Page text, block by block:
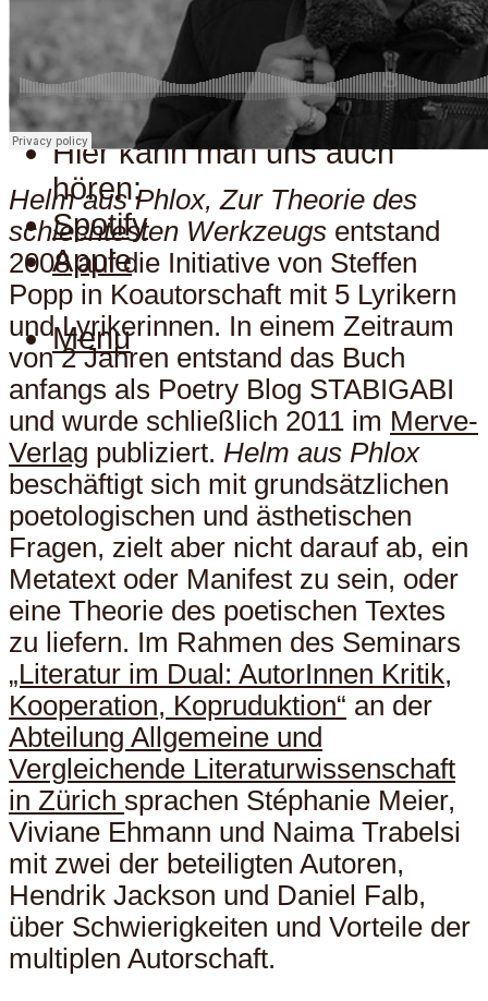
Menu
Hier kann man uns auch
hören:
Hier kann man uns auch
hören:
Spotify
Apple
Menu
Helm aus Phlox, Zur Theorie des
schlechtesten Werkzeugs entstand
2008 auf die Initiative von Steffen
Popp in Koautorschaft mit 5 Lyrikern
und Lyrikerinnen. In einem Zeitraum
von 2 Jahren entstand das Buch
anfangs als Poetry Blog STABIGABI
und wurde schließlich 2011 im Merve-
Verlag publiziert. Helm aus Phlox
beschäftigt sich mit grundsätzlichen
poetologischen und ästhetischen
Fragen, zielt aber nicht darauf ab, ein
Metatext oder Manifest zu sein, oder
eine Theorie des poetischen Textes
zu liefern. Im Rahmen des Seminars
„Literatur im Dual: AutorInnen Kritik,
Kooperation, Kopruduktion“ an der
Abteilung Allgemeine und
Vergleichende Literaturwissenschaft
in Zürich sprachen Stéphanie Meier,
Viviane Ehmann und Naima Trabelsi
mit zwei der beteiligten Autoren,
Hendrik Jackson und Daniel Falb,
über Schwierigkeiten und Vorteile der
multiplen Autorschaft.